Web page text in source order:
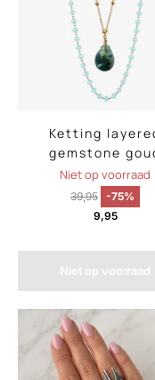
Ketting
gemstone
Niet op voorraad
39,95 -75%
9,95
Niet op voorraad